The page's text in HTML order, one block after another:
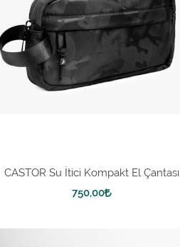
CASTOR Su İtici Kompakt El Çantası
750,00